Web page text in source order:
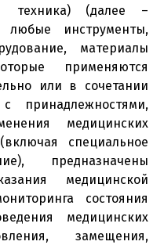
техника) (далее –
любые инструменты,
материалы
применяются
или в сочетании
медицинских
специальное
предназначены
медицинской
состояния
медицинских
замещения,